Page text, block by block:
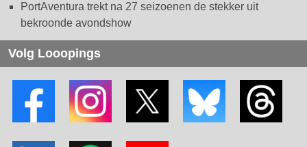
PortAventura trekt na 27 seizoenen de stekker uit
bekroonde avondshow
Volg Looopings